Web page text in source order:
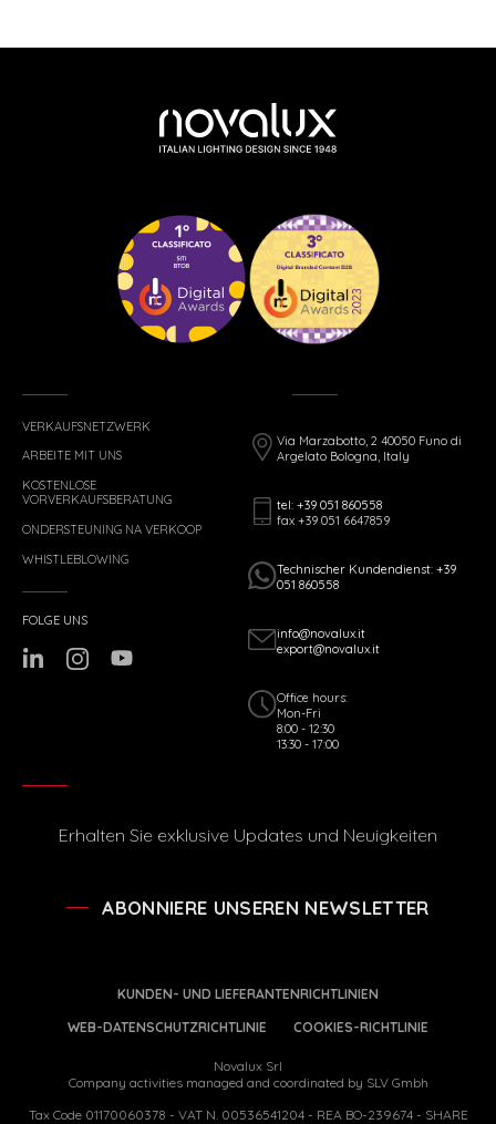
VERKAUFSNETZWERK
ARBEITE MIT UNS
KOSTENLOSE
VORVERKAUFSBERATUNG
ONDERSTEUNING NA VERKOOP
WHISTLEBLOWING
Via Marzabotto, 2 40050 Funo di
Argelato Bologna, Italy
tel: +39 051 860558
fax +39 051 6647859
Technischer Kundendienst: +39
051 860558
info@novalux.it
export@novalux.it
Office hours:
Mon-Fri
8:00 - 12:30
13:30 - 17:00
FOLGE UNS
Erhalten Sie exklusive Updates und Neuigkeiten
ABONNIERE UNSEREN NEWSLETTER
KUNDEN- UND LIEFERANTENRICHTLINIEN
WEB-DATENSCHUTZRICHTLINIE
COOKIES-RICHTLINIE
Novalux Srl
Company activities managed and coordinated by SLV Gmbh
Tax Code 01170060378 - VAT N. 00536541204 - REA BO-239674 - SHARE